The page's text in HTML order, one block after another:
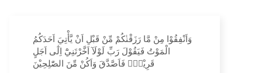
وَاَنْفِقُوْا مِنْ مَّا رَزَقْنٰكُمْ مِّنْ قَبْلِ اَنْ يَّأْتِيَ اَحَدَكُمُ
الْمَوْتُ فَيَقُوْلَ رَبِّ لَوْلَآ اَخَّرْتَنِيْٓ اِلٰٓى اَجَلٍ
قَرِيْبٍۚ فَاَصَّدَّقَ وَاَكُنْ مِّنَ الصّٰلِحِيْنَ